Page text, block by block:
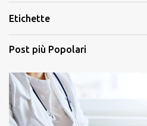
Etichette
Post più Popolari